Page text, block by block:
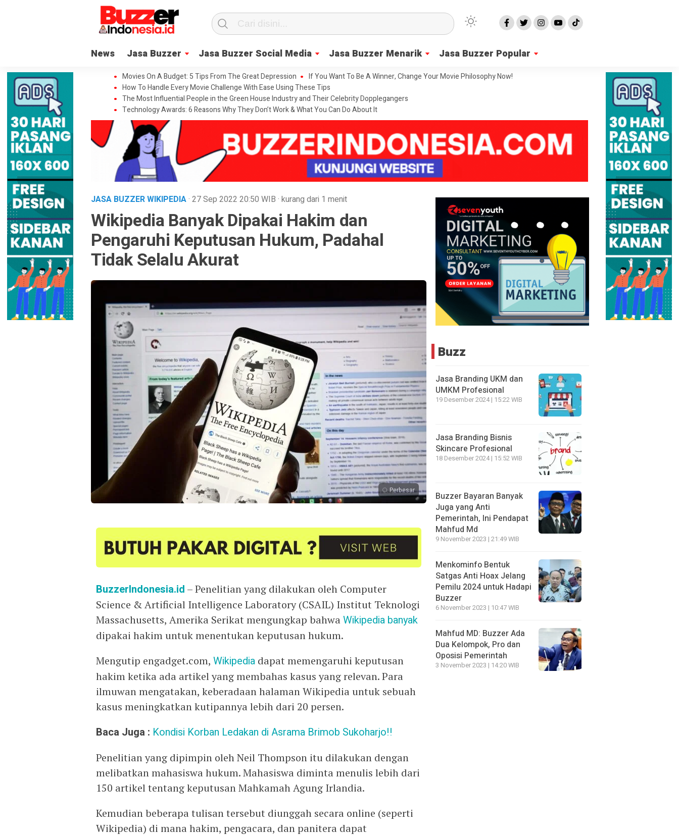
News Jasa Buzzer Jasa Buzzer Social Media Jasa Buzzer Menarik Jasa Buzzer Popular
Movies On A Budget: 5 Tips From The Great Depression
If You Want To Be A Winner, Change Your Movie Philosophy Now!
How To Handle Every Movie Challenge With Ease Using These Tips
The Most Influential People in the Green House Industry and Their Celebrity Dopplegangers
Technology Awards: 6 Reasons Why They Don’t Work & What You Can Do About It
JASA BUZZER WIKIPEDIA· 27 Sep 2022 20:50 WIB · kurang dari 1 menit
Wikipedia Banyak Dipakai Hakim dan
Pengaruhi Keputusan Hukum, Padahal
Tidak Selalu Akurat
Perbesar
BuzzerIndonesia.id – Penelitian yang dilakukan oleh Computer
Science & Artificial Intelligence Laboratory (CSAIL) Institut Teknologi
Massachusetts, Amerika Serikat mengungkap bahwa Wikipedia banyak
dipakai hakim untuk menentukan keputusan hukum.
Mengutip engadget.com, Wikipedia dapat memengaruhi keputusan
hakim ketika ada artikel yang membahas kasus yang relevan. Para
ilmuwan mengatakan, keberadaan halaman Wikipedia untuk sebuah
kasus meningkatkan kutipannya lebih dari 20 persen.
Baca Juga : Kondisi Korban Ledakan di Asrama Brimob Sukoharjo!!
Penelitian yang dipimpin oleh Neil Thompson itu dilakukan dengan
melibatkan mahasiswa hukum. Mahasiswa diminta menulis lebih dari
150 artikel tentang keputusan Mahkamah Agung Irlandia.
Kemudian beberapa tulisan tersebut diunggah secara online (seperti
Wikipedia) di mana hakim, pengacara, dan panitera dapat
Buzz
Jasa Branding UKM dan
UMKM Profesional
19 Desember 2024 | 15:22 WIB
Jasa Branding Bisnis
Skincare Profesional
18 Desember 2024 | 15:52 WIB
Buzzer Bayaran Banyak
Juga yang Anti
Pemerintah, Ini Pendapat
Mahfud Md
9 November 2023 | 21:49 WIB
Menkominfo Bentuk
Satgas Anti Hoax Jelang
Pemilu 2024 untuk Hadapi
Buzzer
6 November 2023 | 10:47 WIB
Mahfud MD: Buzzer Ada
Dua Kelompok, Pro dan
Oposisi Pemerintah
3 November 2023 | 14:20 WIB